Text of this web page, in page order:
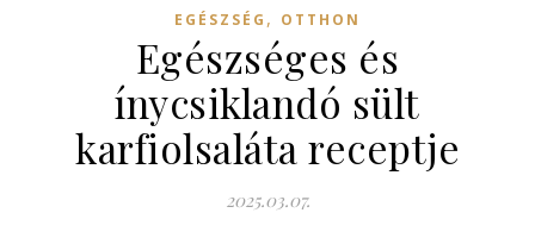
EGÉSZSÉG , OTTHON
Egészséges és
ínycsiklandó sült
karfiolsaláta receptje
2025.03.07.